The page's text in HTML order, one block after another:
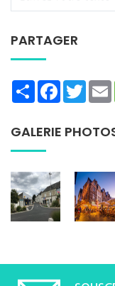
PARTAGER
ShareFacebook
GALERIE